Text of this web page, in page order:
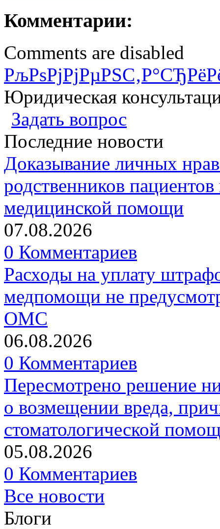
Комментарии:
Comments are disabled
Юридическая
Задать вопрос
Последние новости
Доказывание личных
родственников
медицинской помощи
07.08.2026
0 Комментариев
Расходы на уплату
медпомощи не
ОМС
06.08.2026
0 Комментариев
Пересмотрено решение
о возмещении вреда,
стоматологической
05.08.2026
0 Комментариев
Все новости
Блоги